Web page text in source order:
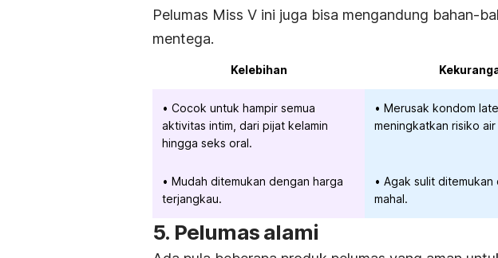
Pelumas Miss V ini juga bisa mengandung bahan-
mentega.
Kelebihan
Cocok untuk hampir semua
aktivitas intim, dari pijat kelamin
hingga seks oral.
Merusak kondom
meningkatkan risiko
Mudah ditemukan dengan harga
terjangkau.
Agak sulit ditemukan
mahal.
5. Pelumas alami